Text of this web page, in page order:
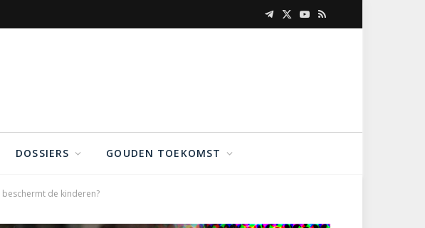
Telegram
X
YouTube
RSS
DOSSIERS GOUDEN TOEKOMST
de kinderen?